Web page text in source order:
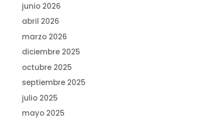
junio 2026
abril 2026
marzo 2026
diciembre 2025
octubre 2025
septiembre 2025
julio 2025
mayo 2025